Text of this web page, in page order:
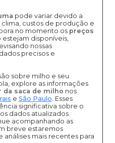
pode variar devido a
custos de produção e
no momento os preços
estejam disponíveis,
nossas
precisos e
sobre milho e seu
explore as informações
da saca de milho nos
e São Paulo. Esses
significativa sobre o
dados atualizados
acompanhando as
breve estaremos
análises mais recentes para